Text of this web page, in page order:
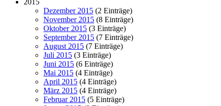
2015
Dezember 2015 (2 Einträge)
November 2015 (8 Einträge)
Oktober 2015 (3 Einträge)
September 2015 (7 Einträge)
August 2015 (7 Einträge)
Juli 2015 (3 Einträge)
Juni 2015 (6 Einträge)
Mai 2015 (4 Einträge)
April 2015 (4 Einträge)
März 2015 (4 Einträge)
Februar 2015 (5 Einträge)